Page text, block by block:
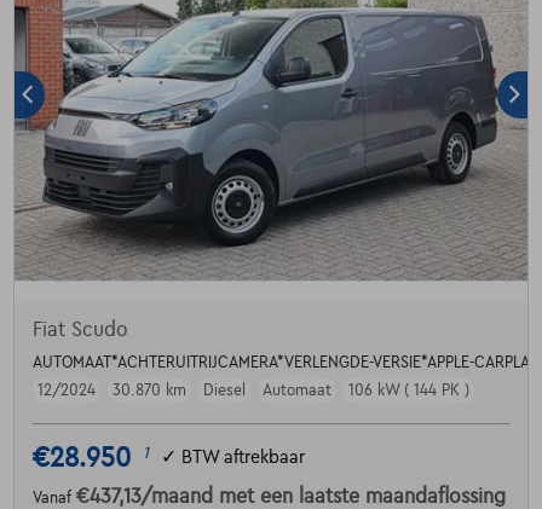
Fiat Scudo
AUTOMAAT*ACHTERUITRIJCAMERA*VERLENGDE-VERSIE*APPLE-
12/2024
30.870 km Diesel Automaat 106 kW ( 144 PK )
€28.950 1 ✓ BTW aftrekbaar
Vanaf €437,13/maand met een laatste maandaflossing